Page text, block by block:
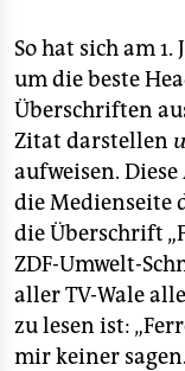
shop
fragen & hilfe
unterstützen
abo
genossenschaft
epaper login
So hat sich am
um die beste
Überschriften
Zitat darstellen
aufweisen.
die Medienseite
die Überschrift
ZDF-Umwelt-
aller TV-Wale
zu lesen ist:
mir keiner